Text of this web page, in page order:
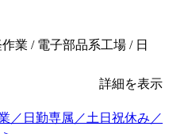
業 / 電子部品系工場 / 日
詳細を表示